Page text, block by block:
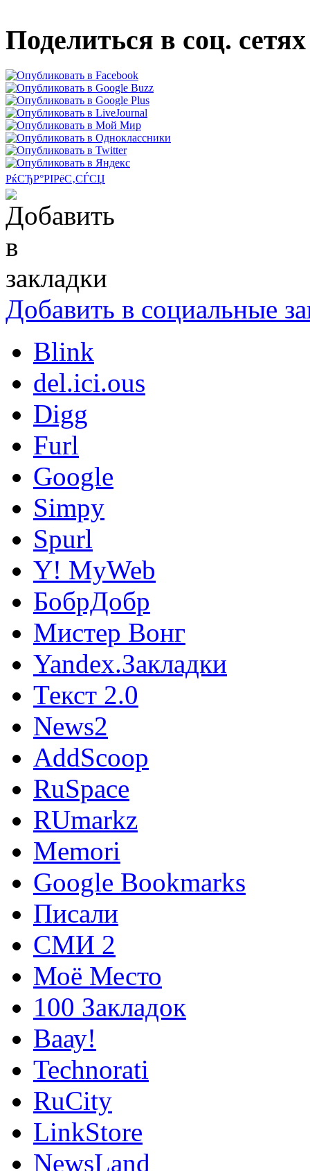
Поделиться в соц. сетях
РќСЂР°РІРёС‚СЃСЏ
Добавить в социальные
Blink
del.ici.ous
Digg
Furl
Google
Simpy
Spurl
Y! MyWeb
БобрДобр
Мистер Вонг
Yandex.Закладки
Текст 2.0
News2
AddScoop
RuSpace
RUmarkz
Memori
Google Bookmarks
Писали
СМИ 2
Моё Место
100 Закладок
Ваау!
Technorati
RuCity
LinkStore
NewsLand